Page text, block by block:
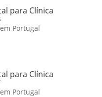
para Clínica
Portugal
para Clínica
Portugal